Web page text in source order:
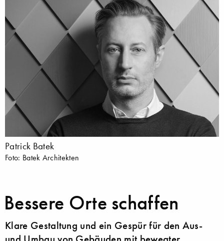
Patrick Batek
Foto: Batek Architekten
Bessere Orte schaffen
Klare Gestaltung und ein Gespür für den Aus-